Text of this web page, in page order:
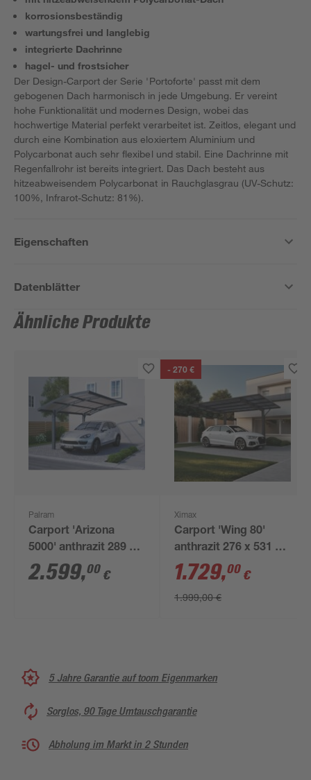
korrosionsbeständig
wartungsfrei und langlebig
integrierte Dachrinne
hagel- und frostsicher
Der Design-Carport der Serie 'Portoforte' passt mit dem
gebogenen Dach harmonisch in jede Umgebung. Er vereint
hohe Funktionalität und modernes Design, wobei das
hochwertige Material perfekt verarbeitet ist. Zeitlos, elegant und
durch eine Kombination aus eloxiertem Aluminium und
Polycarbonat auch sehr flexibel und stabil. Eine Dachrinne mit
Regenfallrohr ist bereits integriert. Das Dach besteht aus
hitzeabweisendem Polycarbonat in Rauchglasgrau (UV-Schutz:
100%, Infrarot-Schutz: 81%).
Eigenschaften
Datenblätter
Ähnliche Produkte
Palram
Carport 'Arizona
5000' anthrazit 289 x
495 x 274 cm
2.599,00 €
- 270 €
Ximax
Carport 'Wing 80'
anthrazit 276 x 531 x
284 cm
1.729,00 €
1.999,00 €
5 Jahre Garantie auf toom Eigenmarken
Sorglos, 90 Tage Umtauschgarantie
Abholung im Markt in 2 Stunden